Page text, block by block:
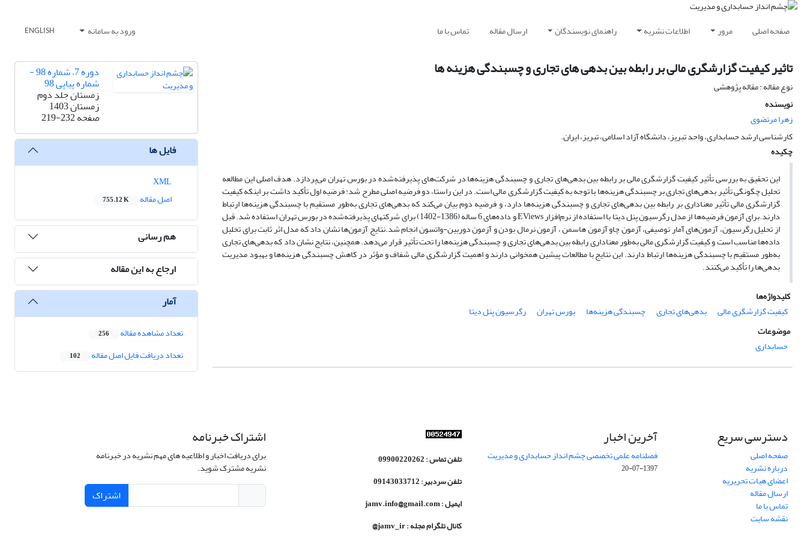
صفحه اصلی مرور اطلاعات نشریه راهنمای نویسندگان ارسال مقاله تماس با ما ورود به سامانه ENGLISH
تاثیر کیفیت گزارشگری مالی بر رابطه بین بدهی های تجاری و چسبندگی هزینه ها
نوع مقاله : مقاله پژوهشی
نویسنده
زهرا مرتضوی
کارشناسی ارشد حسابداری، واحد تبریز، دانشگاه آزاد اسلامی، تبریز، ایران.
چکیده
این تحقیق به بررسی تأثیر کیفیت گزارشگری مالی بر رابطه بین بدهی‌های تجاری و چسبندگی هزینه‌ها در شرکت‌های پذیرفته‌شده در بورس تهران می‌پردازد. هدف اصلی این مطالعه
تحلیل چگونگی تأثیر بدهی‌های تجاری بر چسبندگی هزینه‌ها با توجه به کیفیت گزارشگری مالی است. در این راستا، دو فرضیه اصلی مطرح شد: فرضیه اول تأکید داشت بر اینکه کیفیت
گزارشگری مالی تأثیر معناداری بر رابطه بین بدهی‌های تجاری و چسبندگی هزینه‌ها دارد، و فرضیه دوم بیان می‌کند که بدهی‌های تجاری به‌طور مستقیم با چسبندگی هزینه‌ها ارتباط
دارند.برای آزمون فرضیه‌ها از مدل رگرسیون پنل دیتا با استفاده از نرم‌افزار EViews و داده‌های 6 ساله (1386-1402) برای شرکتهای پذیرفته‌شده در بورس تهران استفاده شد. قبل
از تحلیل رگرسیون، آزمون‌های آمار توصیفی، آزمون چاو آزمون هاسمن ، آزمون نرمال بودن و آزمون دوربین-واتسون انجام شد.نتایج آزمون‌ها نشان داد که مدل اثر ثابت برای تحلیل
داده‌ها مناسب است و کیفیت گزارشگری مالی به‌طور معناداری رابطه بین بدهی‌های تجاری و چسبندگی هزینه‌ها را تحت تأثیر قرار می‌دهد. همچنین، نتایج نشان داد که بدهی‌های تجاری
به‌طور مستقیم با چسبندگی هزینه‌ها ارتباط دارند. این نتایج با مطالعات پیشین همخوانی دارند و اهمیت گزارشگری مالی شفاف و مؤثر در کاهش چسبندگی هزینه‌ها و بهبود مدیریت
بدهی‌ها را تأکید می‌کنند.
کلیدواژه‌ها
کیفیت گزارشگری مالی
بدهی‌های تجاری چسبندگی هزینه‌ها بورس تهران
رگرسیون پنل دیتا
موضوعات
حسابداری
دوره 7، شماره 98 -
شماره پیاپی 98
زمستان جلد دوم
زمستان 1403
صفحه219-232
فایل ها
اصل مقاله
755.12 K
هم رسانی
ارجاع به این مقاله
آمار
تعداد مشاهده مقاله 256
تعداد دریافت فایل اصل مقاله 102
دسترسی سریع
صفحه اصلی
درباره نشریه
اعضای هیات تحریریه
ارسال مقاله
تماس با ما
نقشه سایت
آخرین اخبار
فصلنامه علمی تخصصی چشم انداز حسابداری و مدیریت
1397-07-20
تلفن تماس : 09900220262
تلفن سردبیر: 09143033712
ایمیل : jamv.info@gmail.com
کانال تلگرام مجله : jamv_ir@
اشتراک خبرنامه
برای دریافت اخبار و اطلاعیه های مهم نشریه در خبرنامه
نشریه مشترک شوید.
اشتراک